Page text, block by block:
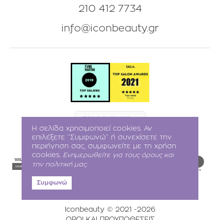
210 412 7734
info@iconbeauty.gr
Iconbeauty © 2021 -2026
Η σελίδα χρησιμοποιεί cookies. Αν
επιλέξετε ‘’Συμφωνώ’’ ή συνεχίσετε την
περιήγηση σας, συμφωνείτε με τη χρήση
cookies. Ενημερωθείτε για τους όρους και
την πολιτική μας.
Συμφωνώ